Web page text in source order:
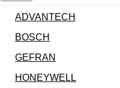
ADVANTECH
BOSCH
GEFRAN
HONEYWELL